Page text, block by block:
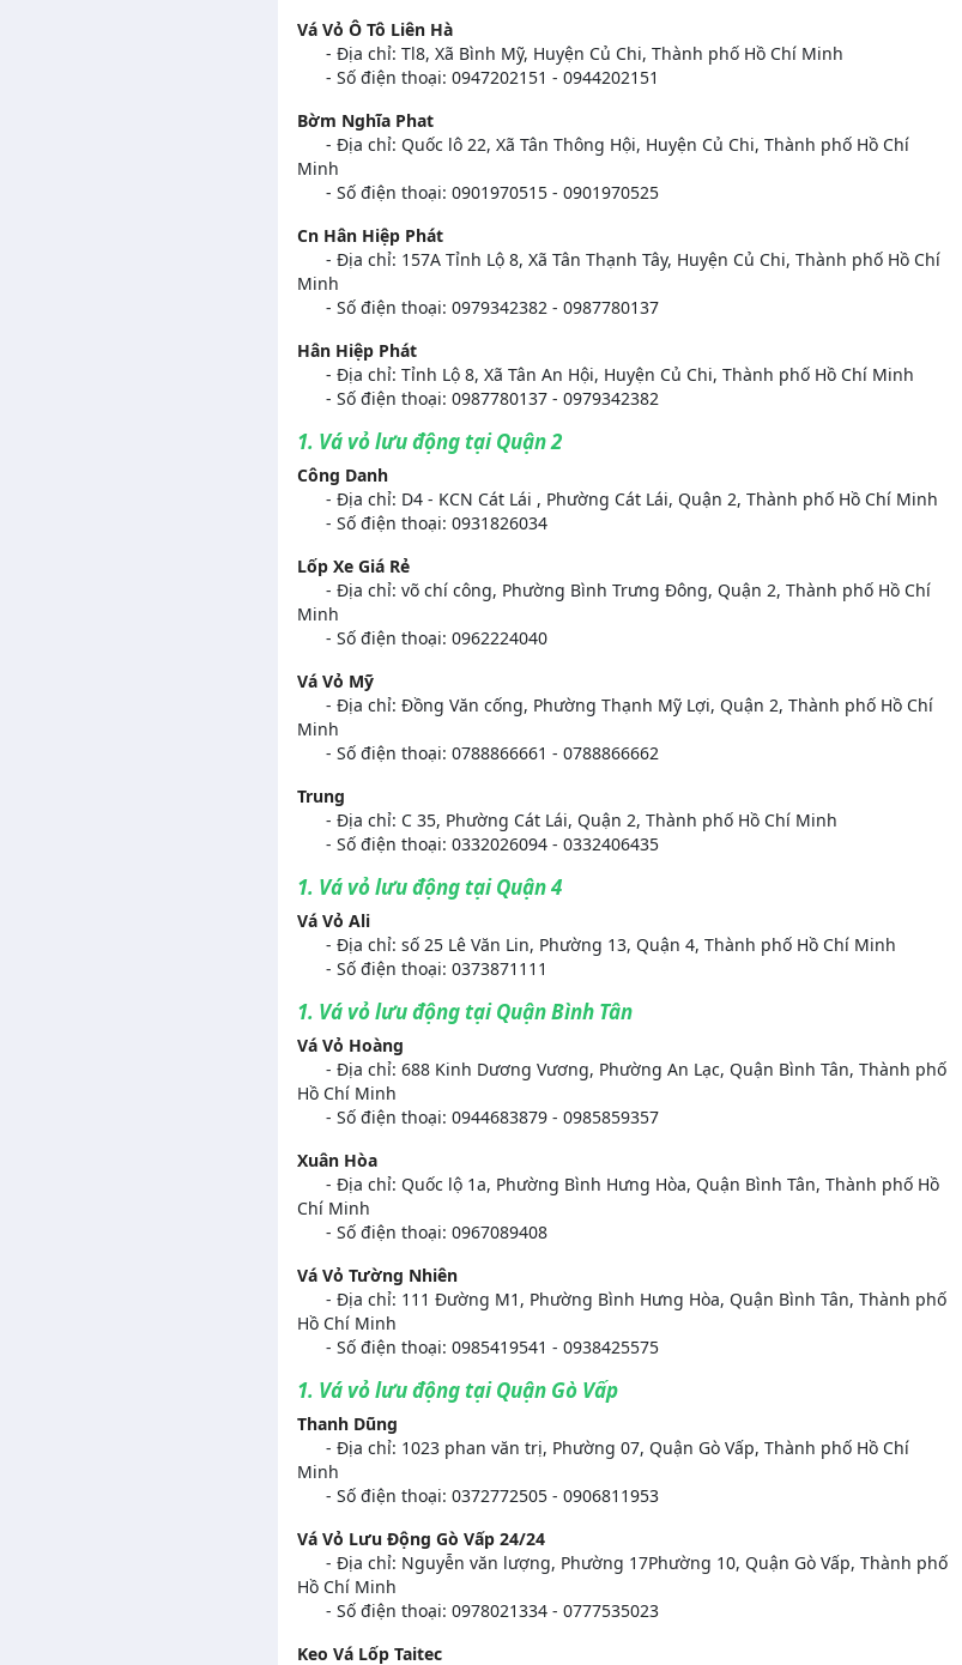
Vá Vỏ Ô Tô Liên Hà
- Địa chỉ: Tl8, Xã Bình Mỹ, Huyện Củ Chi, Thành phố Hồ Chí Minh
- Số điện thoại: 0947202151 - 0944202151
Bờm Nghĩa Phat
- Địa chỉ: Quốc lô 22, Xã Tân Thông Hội, Huyện Củ Chi, Thành phố Hồ Chí
Minh
- Số điện thoại: 0901970515 - 0901970525
Cn Hân Hiệp Phát
- Địa chỉ: 157A Tỉnh Lộ 8, Xã Tân Thạnh Tây, Huyện Củ Chi, Thành phố Hồ Chí
Minh
- Số điện thoại: 0979342382 - 0987780137
Hân Hiệp Phát
- Địa chỉ: Tỉnh Lộ 8, Xã Tân An Hội, Huyện Củ Chi, Thành phố Hồ Chí Minh
- Số điện thoại: 0987780137 - 0979342382
1. Vá vỏ lưu động tại Quận 2
Công Danh
- Địa chỉ: D4 - KCN Cát Lái , Phường Cát Lái, Quận 2, Thành phố Hồ Chí Minh
- Số điện thoại: 0931826034
Lốp Xe Giá Rẻ
- Địa chỉ: võ chí công, Phường Bình Trưng Đông, Quận 2, Thành phố Hồ Chí
Minh
- Số điện thoại: 0962224040
Vá Vỏ Mỹ
- Địa chỉ: Đồng Văn cống, Phường Thạnh Mỹ Lợi, Quận 2, Thành phố Hồ Chí
Minh
- Số điện thoại: 0788866661 - 0788866662
Trung
- Địa chỉ: C 35, Phường Cát Lái, Quận 2, Thành phố Hồ Chí Minh
- Số điện thoại: 0332026094 - 0332406435
1. Vá vỏ lưu động tại Quận 4
Vá Vỏ Ali
- Địa chỉ: số 25 Lê Văn Lin, Phường 13, Quận 4, Thành phố Hồ Chí Minh
- Số điện thoại: 0373871111
1. Vá vỏ lưu động tại Quận Bình Tân
Vá Vỏ Hoàng
- Địa chỉ: 688 Kinh Dương Vương, Phường An Lạc, Quận Bình Tân, Thành phố
Hồ Chí Minh
- Số điện thoại: 0944683879 - 0985859357
Xuân Hòa
- Địa chỉ: Quốc lộ 1a, Phường Bình Hưng Hòa, Quận Bình Tân, Thành phố Hồ
Chí Minh
- Số điện thoại: 0967089408
Vá Vỏ Tường Nhiên
- Địa chỉ: 111 Đường M1, Phường Bình Hưng Hòa, Quận Bình Tân, Thành phố
Hồ Chí Minh
- Số điện thoại: 0985419541 - 0938425575
1. Vá vỏ lưu động tại Quận Gò Vấp
Thanh Dũng
- Địa chỉ: 1023 phan văn trị, Phường 07, Quận Gò Vấp, Thành phố Hồ Chí
Minh
- Số điện thoại: 0372772505 - 0906811953
Vá Vỏ Lưu Động Gò Vấp 24/24
- Địa chỉ: Nguyễn văn lượng, Phường 17Phường 10, Quận Gò Vấp, Thành phố
Hồ Chí Minh
- Số điện thoại: 0978021334 - 0777535023
Keo Vá Lốp Taitec